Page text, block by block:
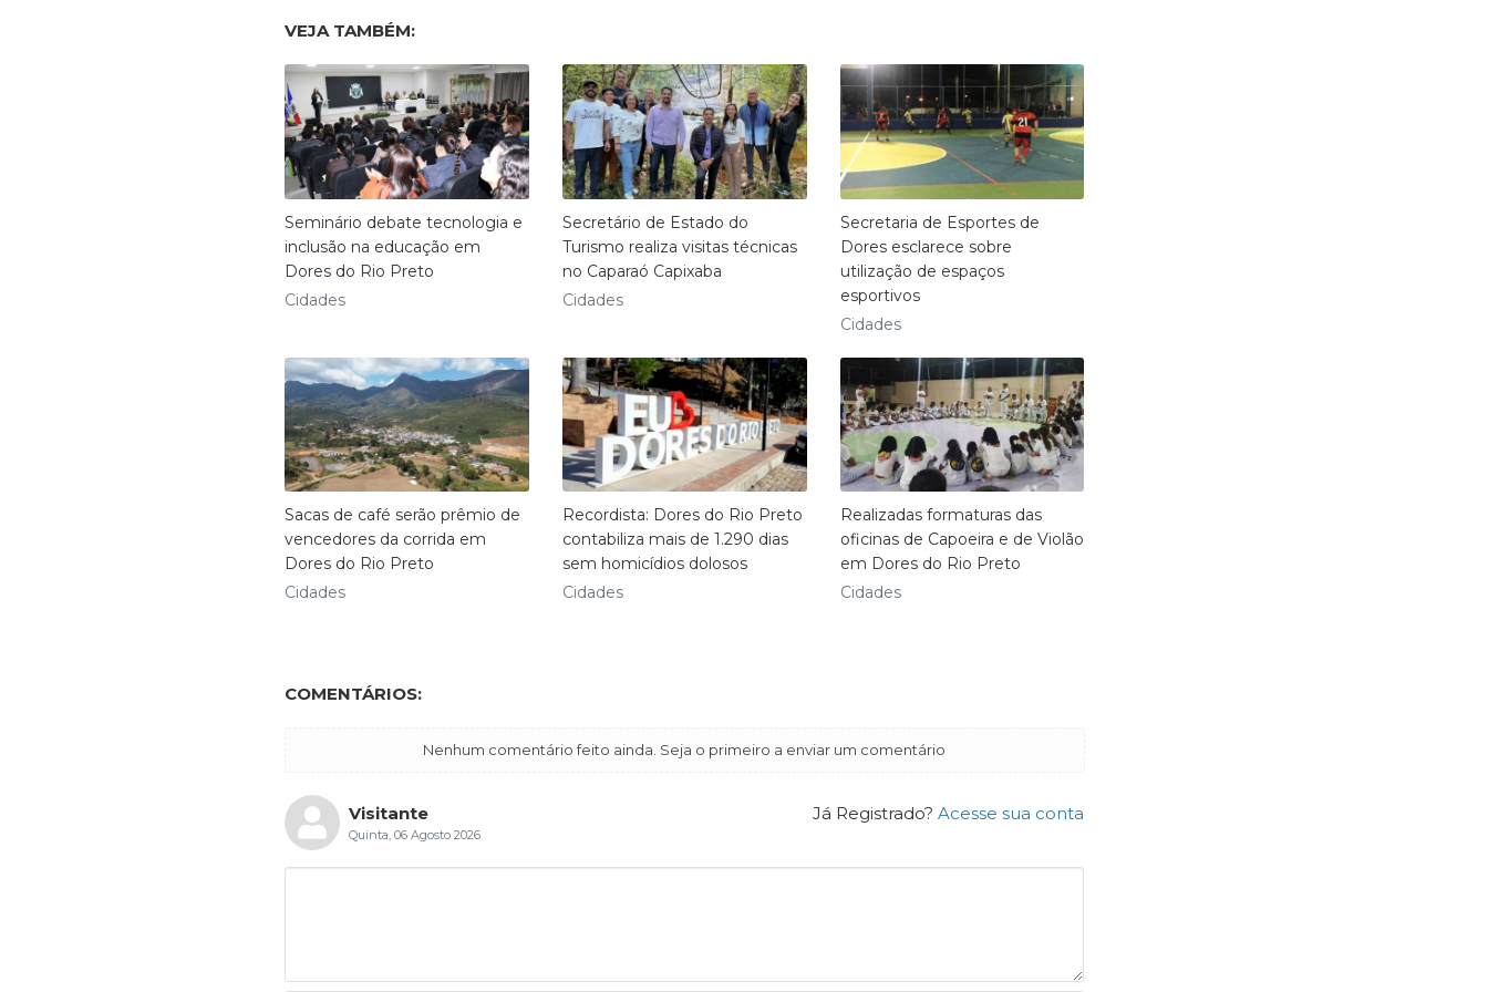
VEJA TAMBÉM:
Seminário debate tecnologia e
inclusão na educação em
Dores do Rio Preto
Cidades
Secretário de Estado do
Turismo realiza visitas técnicas
no Caparaó Capixaba
Cidades
Secretaria de Esportes de
Dores esclarece sobre
utilização de espaços
esportivos
Cidades
Sacas de café serão prêmio de
vencedores da corrida em
Dores do Rio Preto
Cidades
Recordista: Dores do Rio Preto
contabiliza mais de 1.290 dias
sem homicídios dolosos
Cidades
Realizadas formaturas das
oficinas de Capoeira e de Violão
em Dores do Rio Preto
Cidades
COMENTÁRIOS:
Nenhum comentário feito ainda. Seja o primeiro a enviar um comentário
Já Registrado? Acesse sua conta
Visitante
Quinta, 06 Agosto 2026